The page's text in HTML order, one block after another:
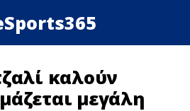
καλούν
μεγάλη